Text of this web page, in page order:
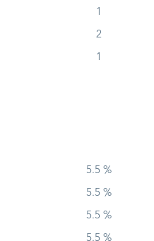
1
2
1
5.5 %
5.5 %
5.5 %
5.5 %